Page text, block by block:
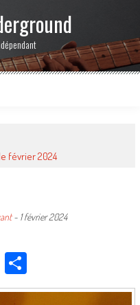
février 2024
- 1 février 2024
Partager